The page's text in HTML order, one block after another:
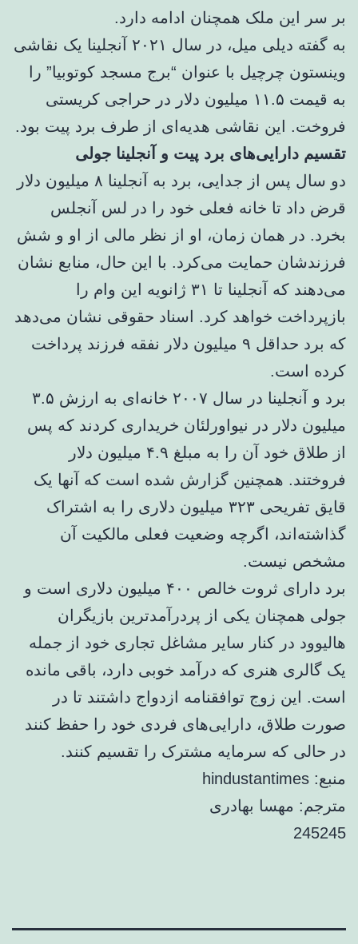
بر سر این ملک همچنان ادامه دارد.
به گفته دیلی میل، در سال ۲۰۲۱ آنجلینا یک نقاشی
وینستون چرچیل با عنوان “برج مسجد کوتوبیا” را
به قیمت ۱۱.۵ میلیون دلار در حراجی کریستی
فروخت. این نقاشی هدیه‌ای از طرف برد پیت بود.
تقسیم دارایی‌های برد پیت و آنجلینا جولی
دو سال پس از جدایی، برد به آنجلینا ۸ میلیون دلار
قرض داد تا خانه فعلی خود را در لس آنجلس
بخرد. در همان زمان، او از نظر مالی از او و شش
فرزندشان حمایت می‌کرد. با این حال، منابع نشان
می‌دهند که آنجلینا تا ۳۱ ژانویه این وام را
بازپرداخت خواهد کرد. اسناد حقوقی نشان می‌دهد
که برد حداقل ۹ میلیون دلار نفقه فرزند پرداخت
کرده است.
برد و آنجلینا در سال ۲۰۰۷ خانه‌ای به ارزش ۳.۵
میلیون دلار در نیواورلئان خریداری کردند که پس
از طلاق خود آن را به مبلغ ۴.۹ میلیون دلار
فروختند. همچنین گزارش شده است که آنها یک
قایق تفریحی ۳۲۳ میلیون دلاری را به اشتراک
گذاشته‌اند، اگرچه وضعیت فعلی مالکیت آن
مشخص نیست.
برد دارای ثروت خالص ۴۰۰ میلیون دلاری است و
جولی همچنان یکی از پردرآمدترین بازیگران
هالیوود در کنار سایر مشاغل تجاری خود از جمله
یک گالری هنری که درآمد خوبی دارد، باقی مانده
است. این زوج توافقنامه ازدواج داشتند تا در
صورت طلاق، دارایی‌های فردی خود را حفظ کنند
در حالی که سرمایه مشترک را تقسیم کنند.
منبع: hindustantimes
مترجم: مهسا بهادری
245245